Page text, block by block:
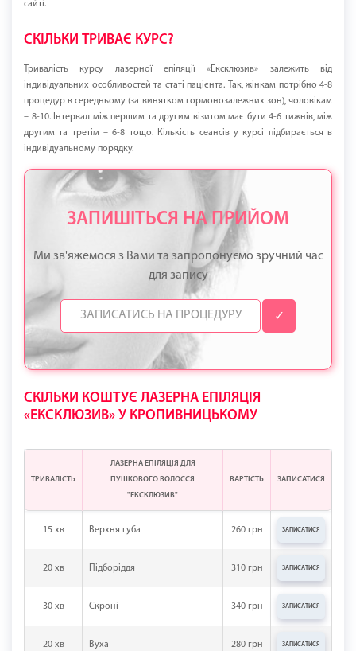
сайті.
СКІЛЬКИ ТРИВАЄ КУРС?
Тривалість курсу лазерної епіляції «Ексклюзив» залежить від
індивідуальних особливостей та статі пацієнта. Так, жінкам потрібно 4-8
процедур в середньому (за винятком гормонозалежних зон), чоловікам
– 8-10. Інтервал між першим та другим візитом має бути 4-6 тижнів, між
другим та третім – 6-8 тощо. Кількість сеансів у курсі підбирається в
індивідуальному порядку.
ЗАПИШІТЬСЯ НА ПРИЙОМ
Ми зв'яжемося з Вами та запропонуємо зручний час
для запису
✓
СКІЛЬКИ КОШТУЄ ЛАЗЕРНА ЕПІЛЯЦІЯ
«ЕКСКЛЮЗИВ» У КРОПИВНИЦЬКОМУ
15 хв Верхня губа 260 грн ЗАПИСАТИСЯ
20 хв Підборіддя 310 грн ЗАПИСАТИСЯ
30 хв Скроні 340 грн ЗАПИСАТИСЯ
20 хв Вуха 280 грн ЗАПИСАТИСЯ
ТРИВАЛІСТЬ
ЛАЗЕРНА ЕПІЛЯЦІЯ ДЛЯ
ПУШКОВОГО ВОЛОССЯ
"ЕКСКЛЮЗИВ"
ВАРТІСТЬ ЗАПИСАТИСЯ